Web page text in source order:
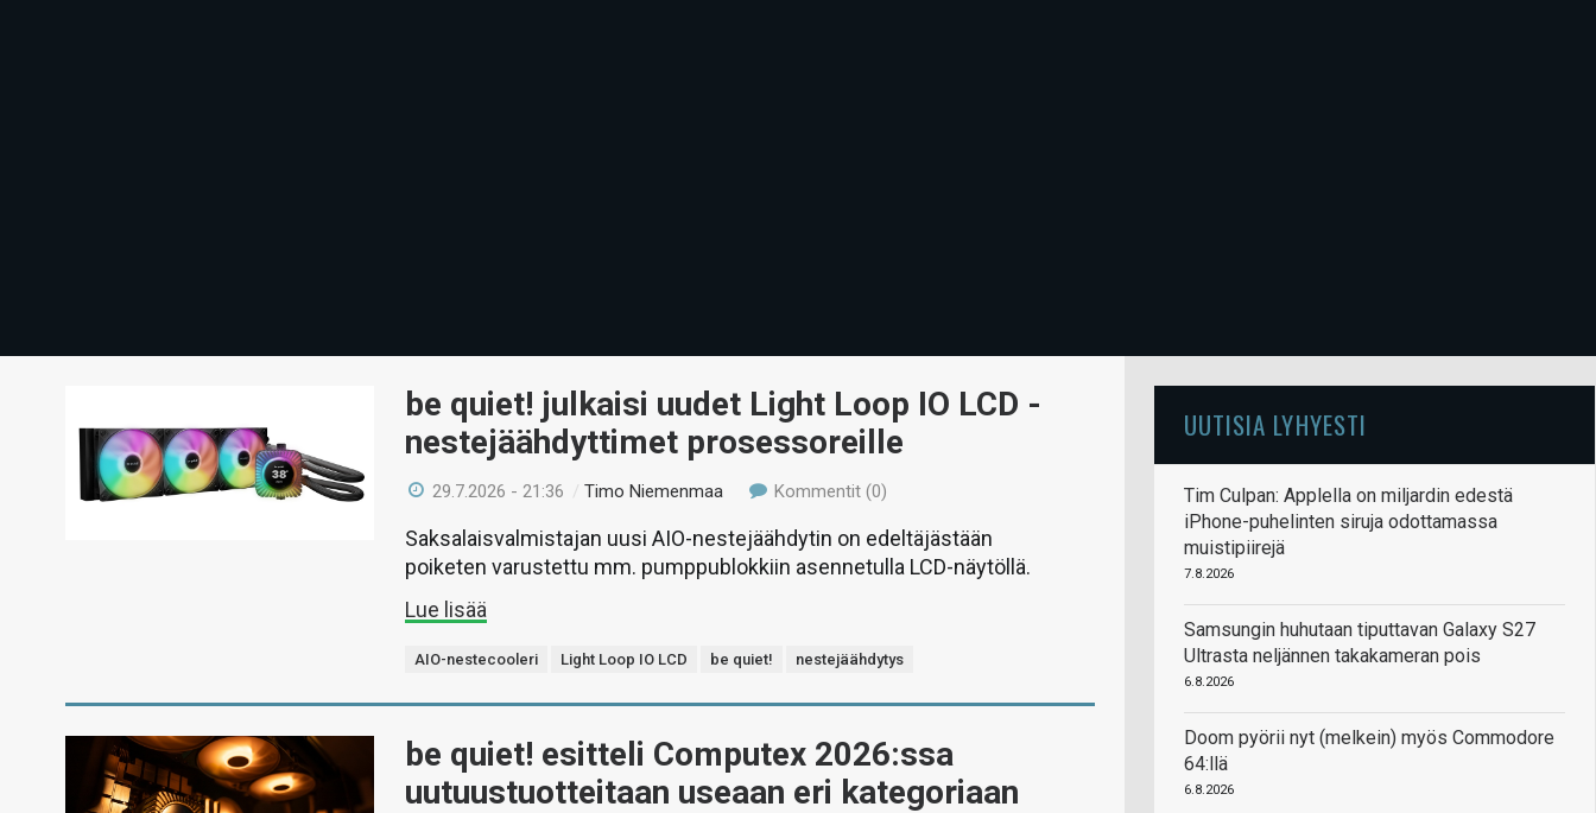
be quiet! julkaisi uudet Light Loop IO LCD -
nestejäähdyttimet prosessoreille
29.7.2026 - 21:36 /Timo Niemenmaa Kommentit (0)
Saksalaisvalmistajan uusi AIO-nestejäähdytin on edeltäjästään
poiketen varustettu mm. pumppublokkiin asennetulla LCD-näytöllä.
Lue lisää
AIO-nestecooleri Light Loop IO LCD be quiet! nestejäähdytys
be quiet! esitteli Computex 2026:ssa
uutuustuotteitaan useaan eri kategoriaan
UUTISIA LYHYESTI
Tim Culpan: Applella on miljardin edestä
iPhone-puhelinten siruja odottamassa
muistipiirejä
7.8.2026
Samsungin huhutaan tiputtavan Galaxy S27
Ultrasta neljännen takakameran pois
6.8.2026
Doom pyörii nyt (melkein) myös Commodore
64:llä
6.8.2026